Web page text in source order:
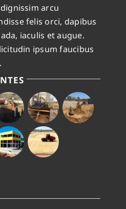
arcu
felis orci, dapibus
iaculis et augue.
ipsum faucibus